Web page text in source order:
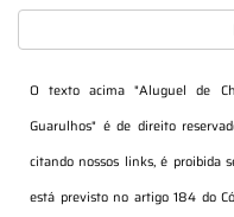
O texto acima "Aluguel de
Guarulhos" é de direito
citando nossos links, é proibida
está previsto no artigo 184 do